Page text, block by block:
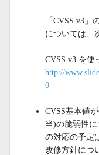
「CVSS v3
については、
CVSS v3 を使
http://
0
CVSS基本値
当)の脆弱性
の対応の予定
改修方針につ